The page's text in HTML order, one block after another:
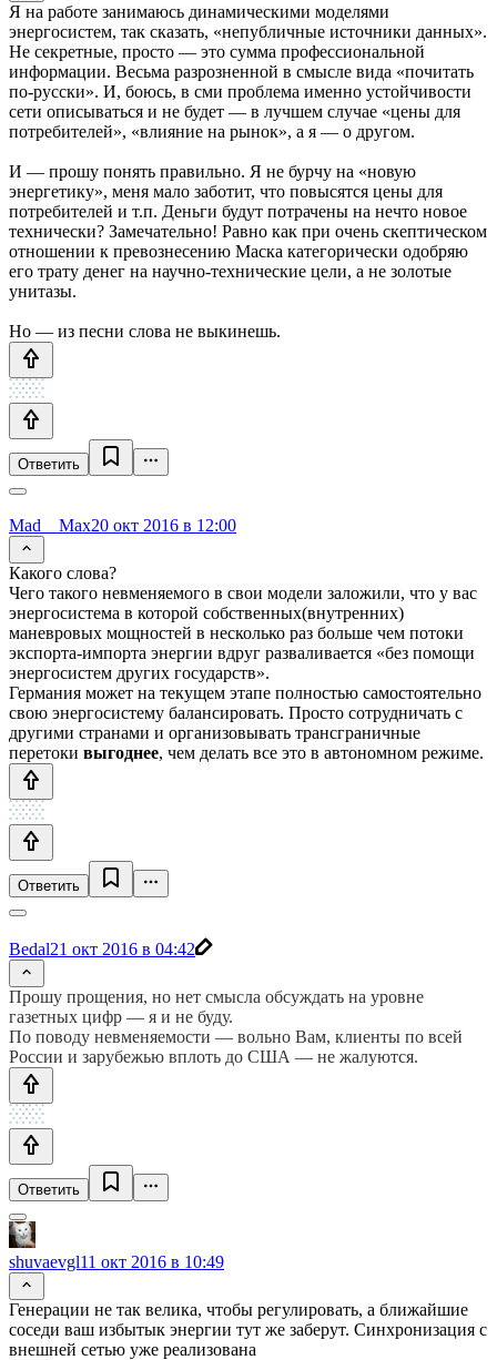
Я на работе занимаюсь динамическими моделями
энергосистем, так сказать, «непубличные источники данных».
Не секретные, просто — это сумма профессиональной
информации. Весьма разрозненной в смысле вида «почитать
по-русски». И, боюсь, в сми проблема именно устойчивости
сети описываться и не будет — в лучшем случае «цены для
потребителей», «влияние на рынок», а я — о другом.
И — прошу понять правильно. Я не бурчу на «новую
энергетику», меня мало заботит, что повысятся цены для
потребителей и т.п. Деньги будут потрачены на нечто новое
технически? Замечательно! Равно как при очень скептическом
отношении к превознесению Маска категорически одобряю
его трату денег на научно-технические цели, а не золотые
унитазы.
Но — из песни слова не выкинешь.
Ответить
Mad__Max20 окт 2016 в 12:00
Какого слова?
Чего такого невменяемого в свои модели заложили, что у вас
энергосистема в которой собственных(внутренних)
маневровых мощностей в несколько раз больше чем потоки
экспорта-импорта энергии вдруг разваливается «без помощи
энергосистем других государств».
Германия может на текущем этапе полностью самостоятельно
свою энергосистему балансировать. Просто сотрудничать с
другими странами и организовывать трансграничные
перетоки выгоднее, чем делать все это в автономном режиме.
Ответить
Bedal21 окт 2016 в 04:42
Прошу прощения, но нет смысла обсуждать на уровне
газетных цифр — я и не буду.
По поводу невменяемости — вольно Вам, клиенты по всей
России и зарубежью вплоть до США — не жалуются.
Ответить
shuvaevgl11 окт 2016 в 10:49
Генерации не так велика, чтобы регулировать, а ближайшие
соседи ваш избытык энергии тут же заберут. Синхронизация с
внешней сетью уже реализована